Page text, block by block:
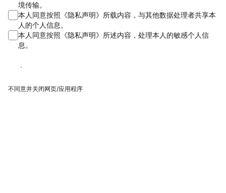
境传输。
本人同意按照《隐私声明》所载内容，与其他数据处理者共享本
人的个人信息。
本人同意按照《隐私声明》所述内容，处理本人的敏感个人信
息。
同意
不同意并关闭网页/应用程序